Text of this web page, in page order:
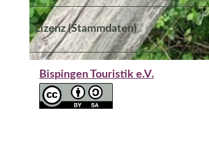
© Bispingen-Touristik e.V. |CC-BY-SA
Lizenz (Stammdaten)
Bispingen Touristik e.V.